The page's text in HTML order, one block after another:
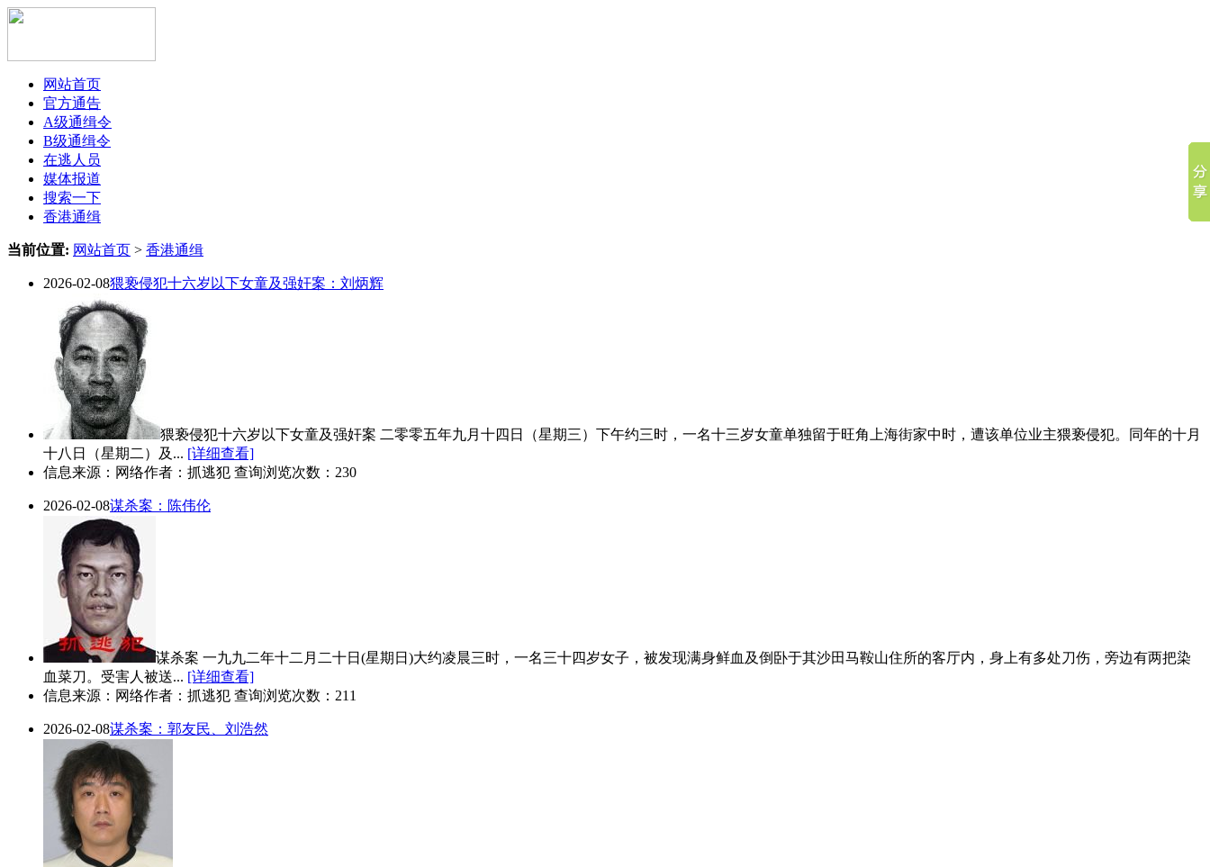
网站首页
官方通告
A级通缉令
B级通缉令
在逃人员
媒体报道
搜索一下
香港通缉
当前位置: 网站首页 > 香港通缉
2026-02-08猥亵侵犯十六岁以下女童及强奸案：刘炳辉
猥亵侵犯十六岁以下女童及强奸案 二零零五年九月十四日（星期三）下午约三时，一名十三岁女童单独留于旺角上海街家中时，遭该单位业主猥亵侵犯。同年的十月
十八日（星期二）及... [详细查看]
信息来源：网络作者：抓逃犯 查询浏览次数：230
2026-02-08谋杀案：陈伟伦
谋杀案 一九九二年十二月二十日(星期日)大约凌晨三时，一名三十四岁女子，被发现满身鲜血及倒卧于其沙田马鞍山住所的客厅内，身上有多处刀伤，旁边有两把染
血菜刀。受害人被送... [详细查看]
信息来源：网络作者：抓逃犯 查询浏览次数：211
2026-02-08谋杀案：郭友民、刘浩然